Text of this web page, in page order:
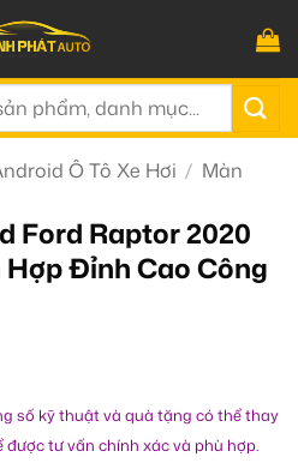
Ô Tô Xe Hơi / Màn
Ford Raptor 2020
Đỉnh Cao Công
số kỹ thuật và quà tặng có thể thay
được tư vấn chính xác và phù hợp.